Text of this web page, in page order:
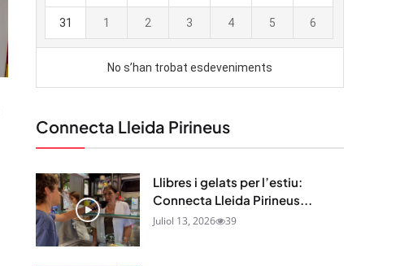
Connecta Lleida Pirineus
Llibres i gelats per l’estiu:
Connecta Lleida Pirineus...
Juliol 13, 2026 39